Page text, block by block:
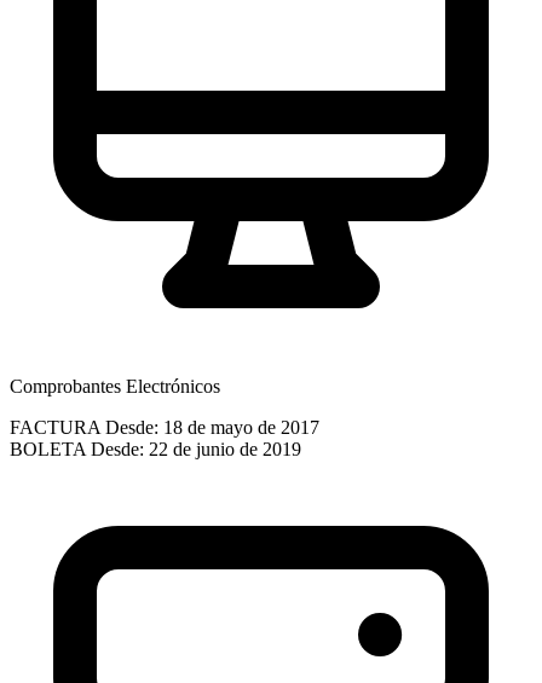
Comprobantes Electrónicos
FACTURA Desde: 18 de mayo de 2017
BOLETA Desde: 22 de junio de 2019